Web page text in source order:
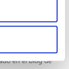
del
cosas
en el blog de